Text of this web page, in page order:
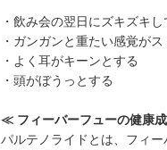
・飲み会の翌日にズキズキ
・ガンガンと重たい感覚がス
・よく耳がキーンとする
・頭がぼうっとする
≪ フィーバーフューの健康
パルテノライドとは、フィ